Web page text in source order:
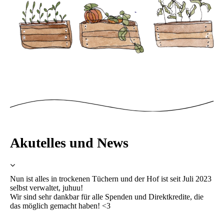
Akutelles und News
Nun ist alles in trockenen Tüchern und der Hof ist seit Juli 2023
selbst verwaltet, juhuu!
Wir sind sehr dankbar für alle Spenden und Direktkredite, die
das möglich gemacht haben! <3